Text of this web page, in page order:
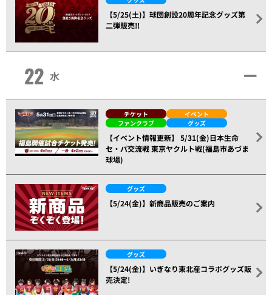
【5/25(土)】球団創設20周年記念グッズ第
二弾販売!!
22 水
チケット
イベント
ファンクラブ
グッズ
【イベント情報更新】 5/31(金)日本生命
セ・パ交流戦 東京ヤクルト戦(福島市あづま
球場)
グッズ
【5/24(金)】新商品販売のご案内
グッズ
【5/24(金)】いぎなり東北産コラボグッズ販
売決定!